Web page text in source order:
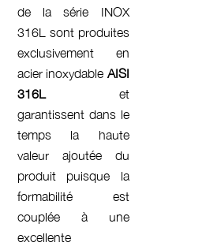
de la série INOX
316L sont produites
exclusivement en
acier inoxydable AISI
316L et
garantissent dans le
temps la haute
valeur ajoutée du
produit puisque la
formabilité est
couplée à une
excellente